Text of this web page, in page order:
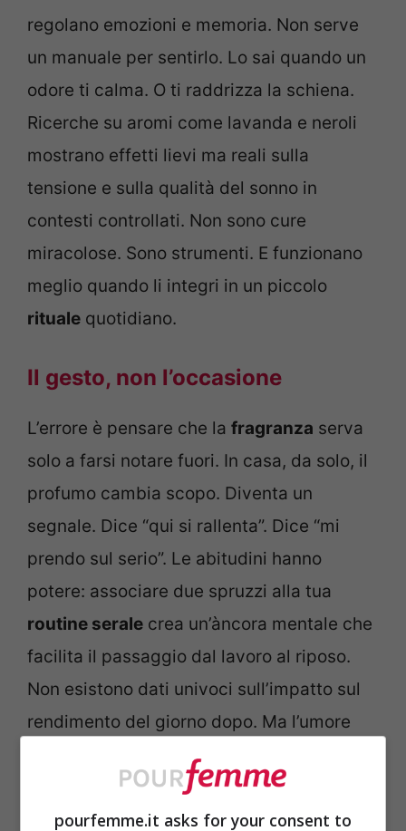
regolano emozioni e memoria. Non serve
un manuale per sentirlo. Lo sai quando un
odore ti calma. O ti raddrizza la schiena.
Ricerche su aromi come lavanda e neroli
mostrano effetti lievi ma reali sulla
tensione e sulla qualità del sonno in
contesti controllati. Non sono cure
miracolose. Sono strumenti. E funzionano
meglio quando li integri in un piccolo
rituale quotidiano.
Il gesto, non l’occasione
L’errore è pensare che la fragranza serva
solo a farsi notare fuori. In casa, da solo, il
profumo cambia scopo. Diventa un
segnale. Dice “qui si rallenta”. Dice “mi
prendo sul serio”. Le abitudini hanno
potere: associare due spruzzi alla tua
routine serale crea un’àncora mentale che
facilita il passaggio dal lavoro al riposo.
Non esistono dati univoci sull’impatto sul
rendimento del giorno dopo. Ma l’umore
serale migliora quando ti concedi un gesto
di cura percepito come personale. E
autostimacresce quando onori ciò che ti
pourfemme.it asks for your consent to